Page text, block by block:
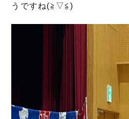
うですね(≧▽≦)